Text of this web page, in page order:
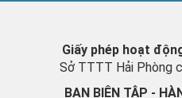
Giấy phép hoạt
Sở TTTT Hải Phòng
BAN BIÊN TẬP -